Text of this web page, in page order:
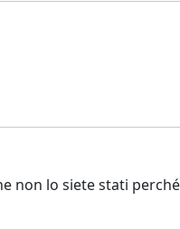
non lo siete stati